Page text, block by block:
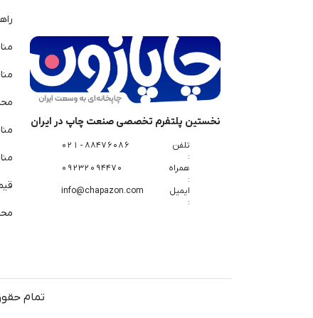
نخستین پلتفرم تخصصی صنعت چاپ در ایران
تلفن
:
88476086 - 021
همراه
:
09232094470
ایمیل
:
info@chapazon.com
تمام